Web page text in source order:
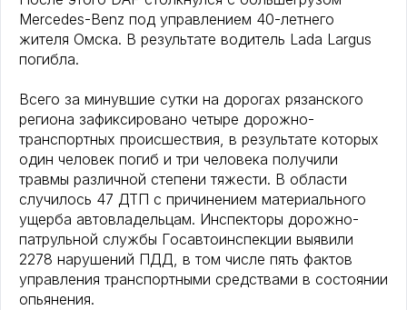
Mercedes-Benz под управлением 40-летнего
жителя Омска. В результате водитель Lada Largus
погибла.
Всего за минувшие сутки на дорогах рязанского
региона зафиксировано четыре дорожно-
транспортных происшествия, в результате которых
один человек погиб и три человека получили
травмы различной степени тяжести. В области
случилось 47 ДТП с причинением материального
ущерба автовладельцам. Инспекторы дорожно-
патрульной службы Госавтоинспекции выявили
2278 нарушений ПДД, в том числе пять фактов
управления транспортными средствами в состоянии
опьянения.